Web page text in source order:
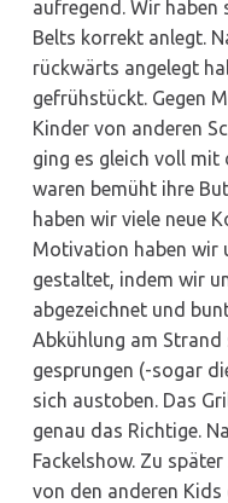
aufregend. Wir haben
Belts korrekt anlegt.
rückwärts angelegt
gefrühstückt. Gegen
Kinder von anderen
ging es gleich voll mit
waren bemüht ihre
haben wir viele neue
Motivation haben wir
gestaltet, indem wir
abgezeichnet und
Abkühlung am
gesprungen (-sogar
sich austoben. Das
genau das Richtige.
Fackelshow. Zu
von den anderen Kids